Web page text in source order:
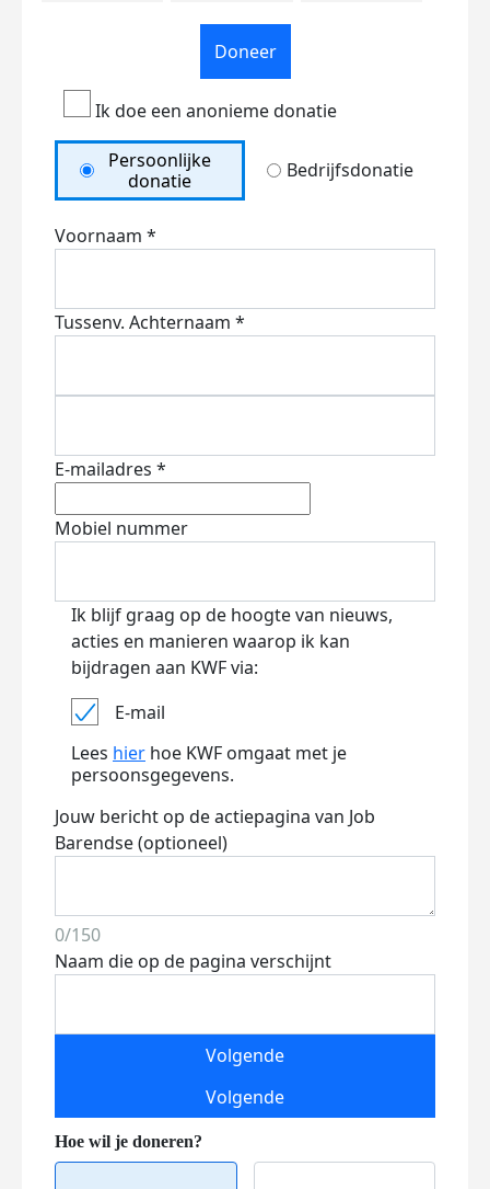
Doneer
Ik doe een anonieme donatie
Persoonlijke
donatie
Bedrijfsdonatie
Voornaam *
Tussenv. Achternaam *
E-mailadres *
Mobiel nummer
Ik blijf graag op de hoogte van nieuws,
acties en manieren waarop ik kan
bijdragen aan KWF via:
E-mail
Lees hier hoe KWF omgaat met je
persoonsgegevens.
Jouw bericht op de actiepagina van Job
Barendse (optioneel)
0/150
Naam die op de pagina verschijnt
Volgende
Volgende